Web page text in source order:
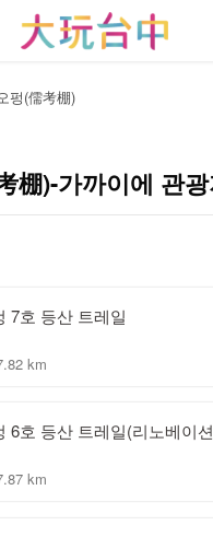
펑(儒考棚)
棚)-가까이에 관
7호 등산 트레일
km
6호 등산 트레일(리노베이
km